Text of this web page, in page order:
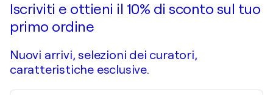
Iscriviti e ottieni il 10% di sconto sul tuo
primo ordine
Nuovi arrivi, selezioni dei curatori,
caratteristiche esclusive.